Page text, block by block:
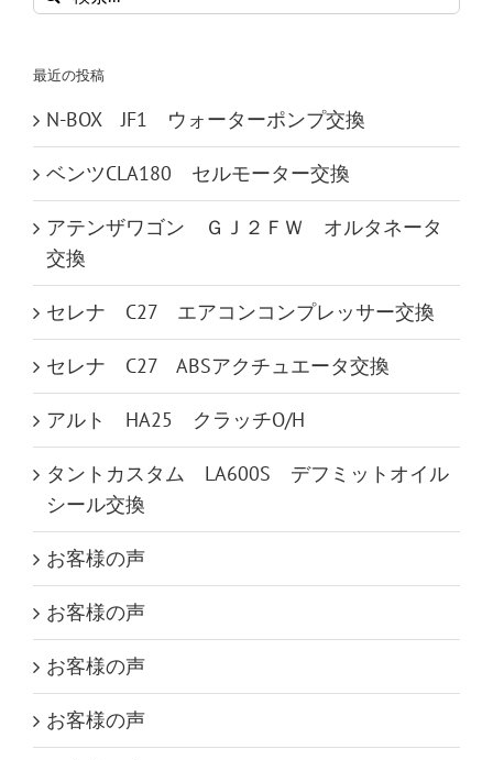
索
最近の投稿
N-BOX JF1 ウォーターポンプ交換
ベンツCLA180 セルモーター交換
アテンザワゴン ＧＪ２ＦＷ オルタネータ
交換
セレナ C27 エアコンコンプレッサー交換
セレナ C27 ABSアクチュエータ交換
アルト HA25 クラッチO/H
タントカスタム LA600S デフミットオイル
シール交換
お客様の声
お客様の声
お客様の声
お客様の声